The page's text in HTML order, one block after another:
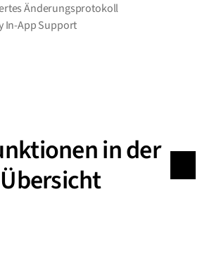
Änderungsprotokoll
In-App Support
in der
Übersicht